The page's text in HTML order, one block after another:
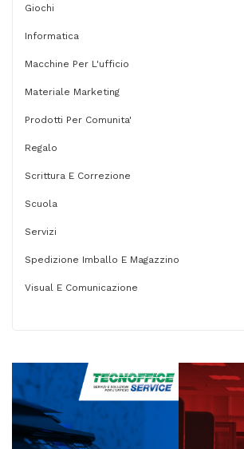
Giochi
Informatica
Macchine Per L'ufficio
Materiale Marketing
Prodotti Per Comunita'
Regalo
Scrittura E Correzione
Scuola
Servizi
Spedizione Imballo E Magazzino
Visual E Comunicazione